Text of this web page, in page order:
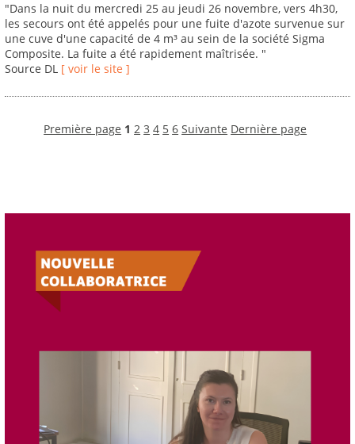
"Dans la nuit du mercredi 25 au jeudi 26 novembre, vers 4h30,
les secours ont été appelés pour une fuite d'azote survenue sur
une cuve d'une capacité de 4 m³ au sein de la société Sigma
Composite. La fuite a été rapidement maîtrisée. "
Source DL [ voir le site ]
Première page 1 2 3 4 5 6 Suivante Dernière page